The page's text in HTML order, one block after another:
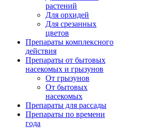
растений
Для орхидей
Для срезанных
цветов
Препараты комплексного
действия
Препараты от бытовых
насекомых и грызунов
От грызунов
От бытовых
насекомых
Препараты для рассады
Препараты по времени
года